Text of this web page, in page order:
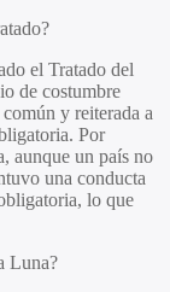
el Tratado del
de costumbre
y reiterada a
Por
aunque un país no
una conducta
lo que
Luna?